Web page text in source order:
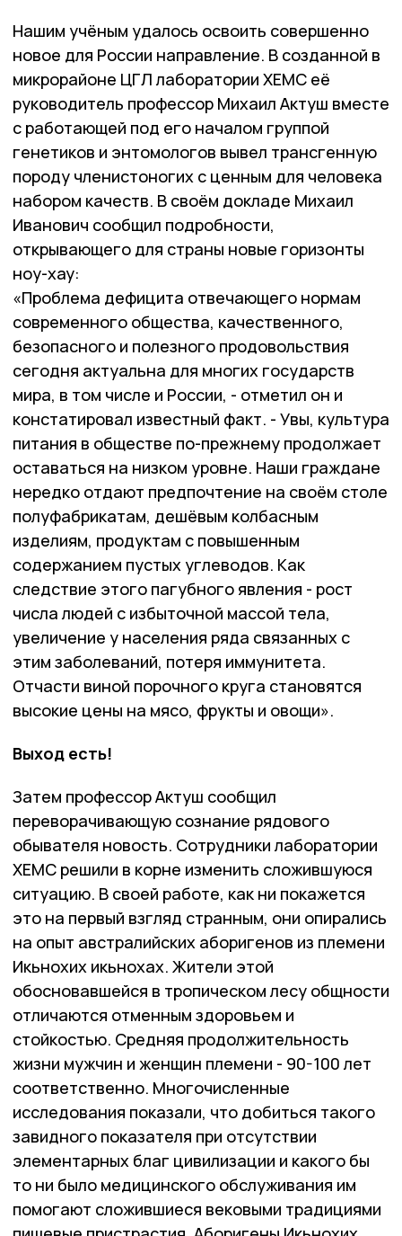
Нашим учёным удалось освоить совершенно
новое для России направление. В созданной в
микрорайоне ЦГЛ лаборатории ХЕМС её
руководитель профессор Михаил Актуш вместе
с работающей под его началом группой
генетиков и энтомологов вывел трансгенную
породу членистоногих с ценным для человека
набором качеств. В своём докладе Михаил
Иванович сообщил подробности,
открывающего для страны новые горизонты
ноу-хау:
«Проблема дефицита отвечающего нормам
современного общества, качественного,
безопасного и полезного продовольствия
сегодня актуальна для многих государств
мира, в том числе и России, - отметил он и
констатировал известный факт. - Увы, культура
питания в обществе по-прежнему продолжает
оставаться на низком уровне. Наши граждане
нередко отдают предпочтение на своём столе
полуфабрикатам, дешёвым колбасным
изделиям, продуктам с повышенным
содержанием пустых углеводов. Как
следствие этого пагубного явления - рост
числа людей с избыточной массой тела,
увеличение у населения ряда связанных с
этим заболеваний, потеря иммунитета.
Отчасти виной порочного круга становятся
высокие цены на мясо, фрукты и овощи».
Выход есть!
Затем профессор Актуш сообщил
переворачивающую сознание рядового
обывателя новость. Сотрудники лаборатории
ХЕМС решили в корне изменить сложившуюся
ситуацию. В своей работе, как ни покажется
это на первый взгляд странным, они опирались
на опыт австралийских аборигенов из племени
Икьнохих икьнохах. Жители этой
обосновавшейся в тропическом лесу общности
отличаются отменным здоровьем и
стойкостью. Средняя продолжительность
жизни мужчин и женщин племени - 90-100 лет
соответственно. Многочисленные
исследования показали, что добиться такого
завидного показателя при отсутствии
элементарных благ цивилизации и какого бы
то ни было медицинского обслуживания им
помогают сложившиеся вековыми традициями